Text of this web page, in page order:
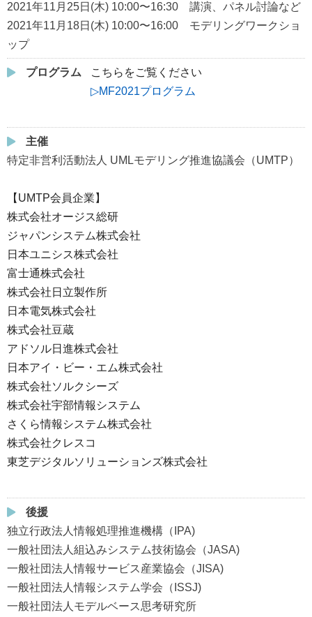
2021年11月25日(木) 10:00〜16:30 講演、パネル討論など
2021年11月18日(木) 10:00〜16:00 モデリングワークショ
ップ
プログラム
こちらをご覧ください
▷MF2021プログラム
主催
特定非営利活動法人 UMLモデリング推進協議会（UMTP）
【UMTP会員企業】
株式会社オージス総研
ジャパンシステム株式会社
日本ユニシス株式会社
富士通株式会社
株式会社日立製作所
日本電気株式会社
株式会社豆蔵
アドソル日進株式会社
日本アイ・ビー・エム株式会社
株式会社ソルクシーズ
株式会社宇部情報システム
さくら情報システム株式会社
株式会社クレスコ
東芝デジタルソリューションズ株式会社
後援
独立行政法人情報処理推進機構（IPA)
一般社団法人組込みシステム技術協会（JASA)
一般社団法人情報サービス産業協会（JISA)
一般社団法人情報システム学会（ISSJ)
一般社団法人モデルベース思考研究所